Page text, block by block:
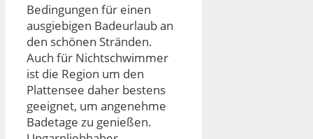
Bedingungen für einen
ausgiebigen Badeurlaub an
den schönen Stränden.
Auch für Nichtschwimmer
ist die Region um den
Plattensee daher bestens
geeignet, um angenehme
Badetage zu genießen.